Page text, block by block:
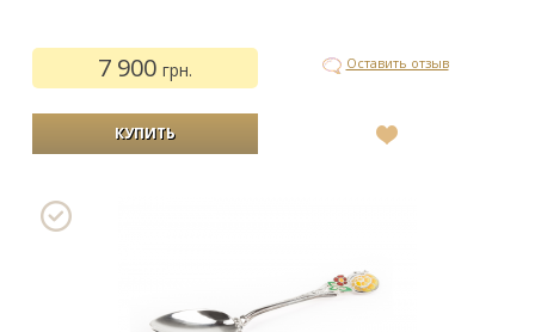
7 900грн. Оставить отзыв